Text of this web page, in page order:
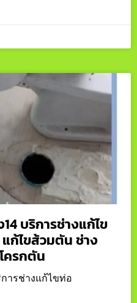
บริการช่างแก้ไข
ก้ไขส้วมตัน ช่าง
ครกตัน
ารช่างแก้ไขท่อ